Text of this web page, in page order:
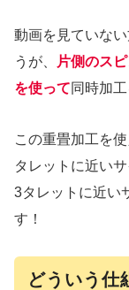
動画を見ていな
うが、
片側のス
を使って同時加
この重畳加工を
タレットに近い
3タレットに近い
す！
どういう仕